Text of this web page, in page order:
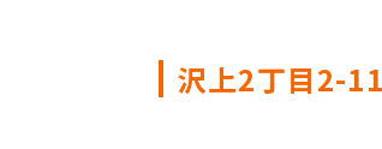
沢上2丁目2-